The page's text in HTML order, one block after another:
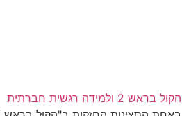
הקול בראש 2 ולמידה רגשית חברתית